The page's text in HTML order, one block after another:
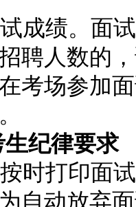
成绩。 面
聘人数的
考场参加
生纪律要求
时打印面
自动放弃